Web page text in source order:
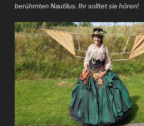
berühmten Nautilus. Ihr solltet sie hören!